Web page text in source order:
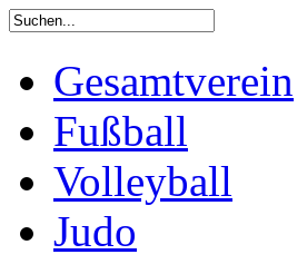
Gesamtverein
Fußball
Volleyball
Judo